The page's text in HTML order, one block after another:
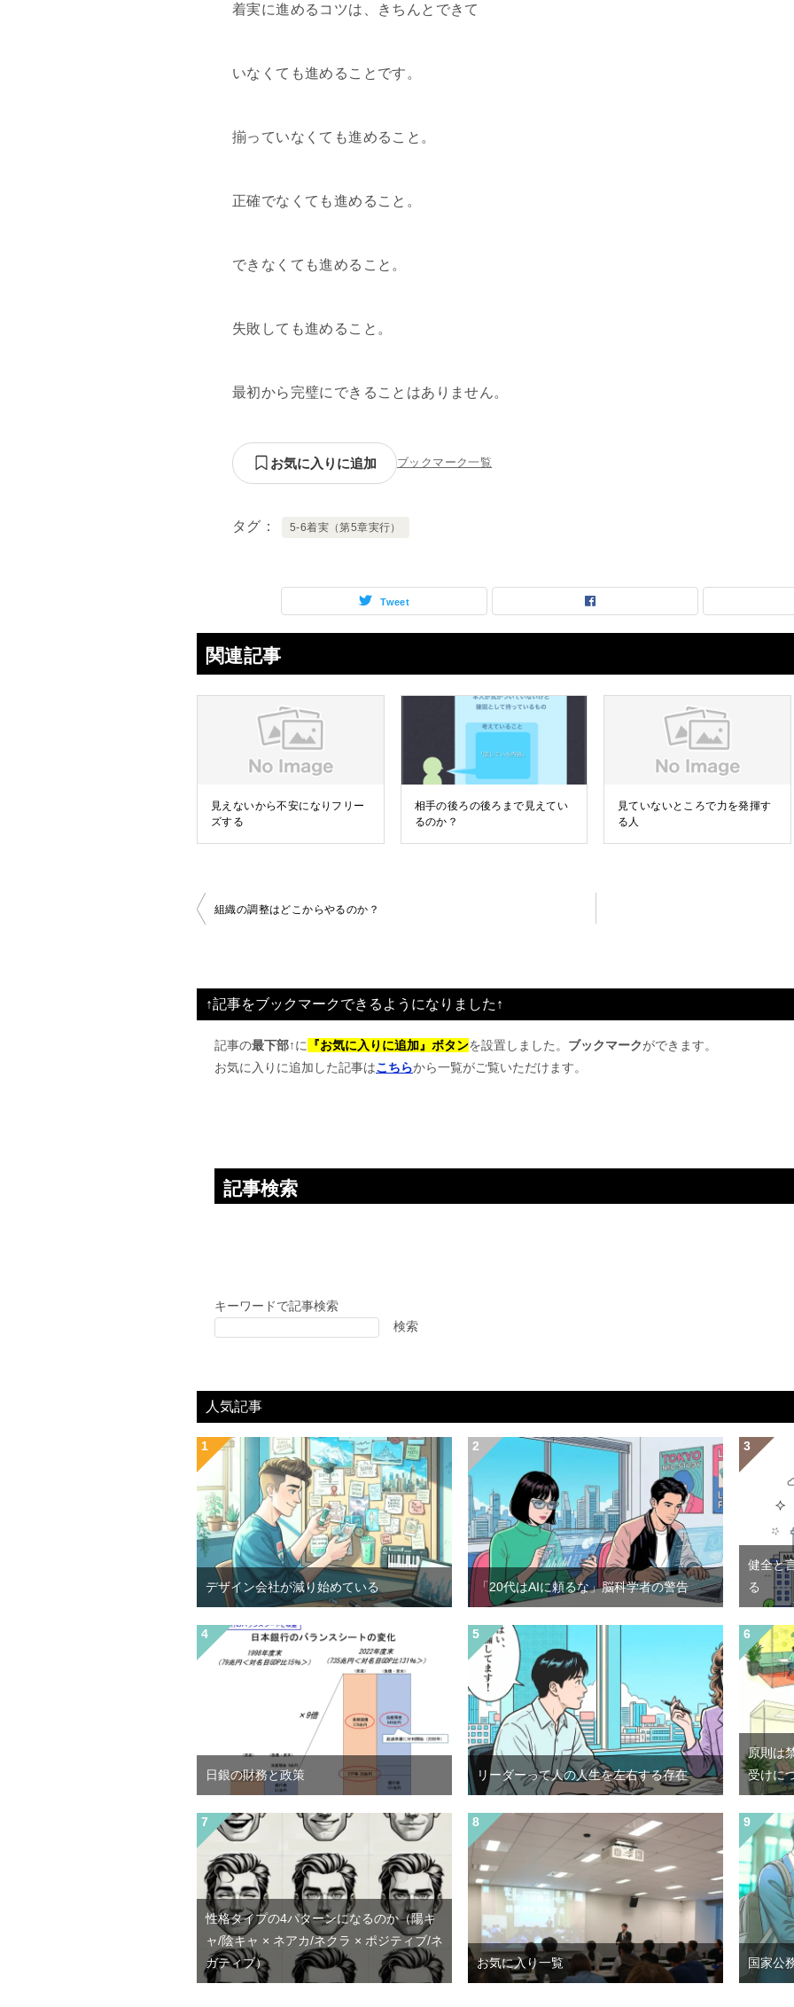
着実に進めるコツは、きちんとできて
いなくても進めることです。
揃っていなくても進めること。
正確でなくても進めること。
できなくても進めること。
失敗しても進めること。
最初から完璧にできることはありません。
お気に入りに追加 ブックマーク一覧
タグ 5-6着実（第5章実行）
Tweet
関連記事
見えないから不安になりフリー
ズする
相手の後ろの後ろまで見えてい
るのか？
見ていないところで力を発揮す
る人
投
ビ
ゲ
ー
シ
組織の調整はどこからやるのか？
↑記事をブックマークできるようになりました↑
記事の最下部↑に 『お気に入りに追加』ボタンを設置しました。 ブックマークができます。
お気に入りに追加した記事はこちらから一覧がご覧いただけます。
記事検索
キーワードで記事検索
検索
人気記事
デザイン会社が減り始めている 「20代はAIに頼るな」脳科学者の警告
健全と
る
日銀の財務と政策 リーダーって人の人生を左右する存在
原則は
受けに
性格タイプの4パターンになるのか（陽キ
ャ/陰キャ × ネアカ/ネクラ × ポジティブ/ネ
ガティブ）
お気に入り一覧 国家公